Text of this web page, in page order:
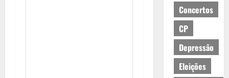
Concertos
CP
Depressão
Eleições